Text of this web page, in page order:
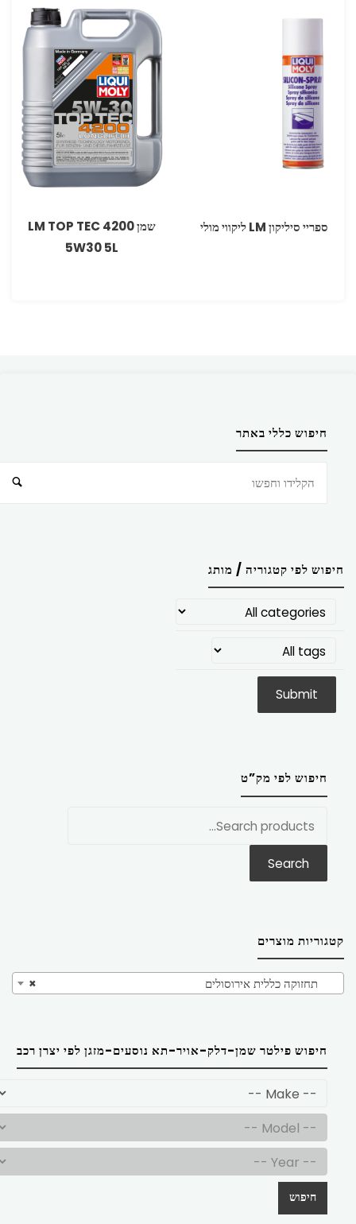
ספריי סיליקון LM ליקווי מולי
שמן LM TOP TEC 4200
5W30 5L
חיפוש כללי באתר
חיפוש לפי קטגוריה / מותג
חיפוש לפי מק”ט
Search
קטגוריות מוצרים
× תחזוקה כללית אירוסולים
חיפוש פילטר שמן-דלק-אויר-תא נוסעים-מזגן לפי יצרן רכב
חיפוש